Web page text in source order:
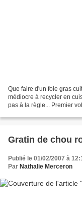
Que faire d'un foie gras
médiocre à recycler en
pas à la règle... Premier
Gratin de chou
Publié le 01/02/2007 à
Par Nathalie Merceron